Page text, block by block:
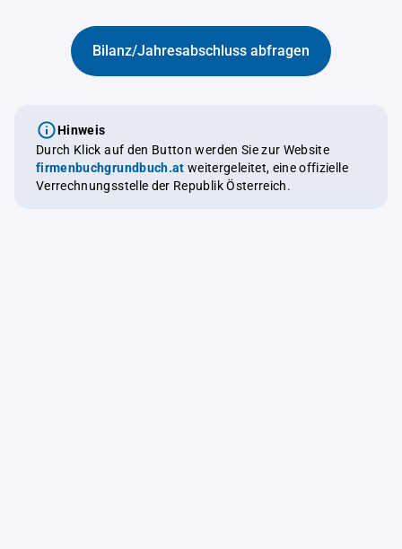
Bilanz/Jahresabschluss abfragen
Hinweis
Durch Klick auf den Button werden Sie zur Website
firmenbuchgrundbuch.at weitergeleitet, eine offizielle
Verrechnungsstelle der Republik Österreich.